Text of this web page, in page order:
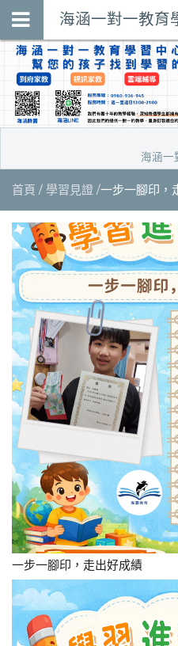
海涵一對一教育
海涵一
首頁 學習見證 一步一腳印，
一步一腳印，走出好成績